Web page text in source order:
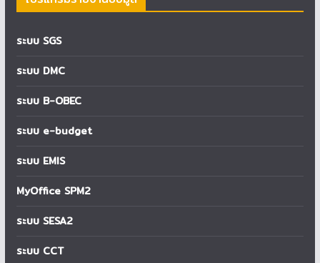
ระบบ SGS
ระบบ DMC
ระบบ B-OBEC
ระบบ e-budget
ระบบ EMIS
MyOffice SPM2
ระบบ SESA2
ระบบ CCT